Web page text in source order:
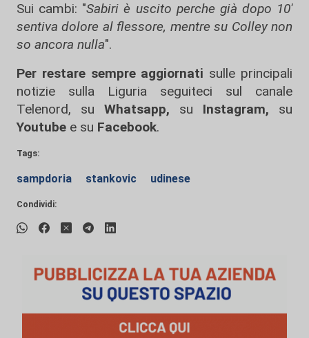
Sui cambi: "Sabiri è uscito perche già dopo 10'
sentiva dolore al flessore, mentre su Colley non
so ancora nulla".
Per restare sempre aggiornati sulle principali
notizie sulla Liguria seguiteci sul canale
Telenord, su
Whatsapp, su Instagram, su
Youtube e su Facebook.
Tags:
sampdoria stankovic udinese
Condividi: